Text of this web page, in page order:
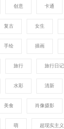
创意 卡通
复古 女生
手绘 插画
旅行 旅行日记
水彩 清新
美食 肖像摄影
萌 超现实主义